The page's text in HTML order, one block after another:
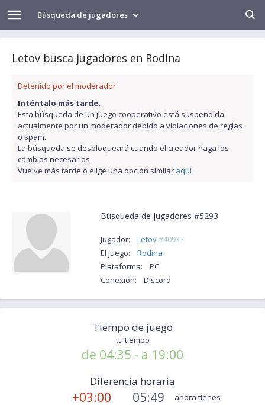
Búsqueda de jugadores
Letov busca jugadores en Rodina
Detenido por el moderador
Inténtalo más tarde.
Esta búsqueda de un juego cooperativo está suspendida
actualmente por un moderador debido a violaciones de reglas
o spam.
La búsqueda se desbloqueará cuando el creador haga los
cambios necesarios.
Vuelve más tarde o elige una opción similar aquí
Búsqueda de jugadores #5293
Jugador: Letov#40937
El juego:
Rodina
Plataforma:
PC
Conexión:
Discord
Tiempo de juego
tu tiempo
de 04:35 - a 19:00
Diferencia horaria
+03:00 05:49 ahora tienes